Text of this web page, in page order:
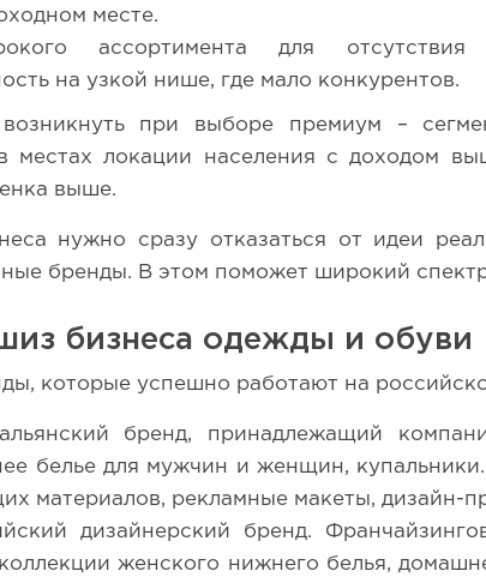
месте.
ассортимента для
на узкой нише, где мало конкурентов.
при выборе премиум –
местах локации населения с доходом
выше.
нужно сразу отказаться от идеи
бренды. В этом поможет широкий
бизнеса одежды и обуви
которые успешно работают на
бренд, принадлежащий
белье для мужчин и женщин,
материалов, рекламные макеты, дизайн-
дизайнерский бренд.
коллекции женского нижнего белья,